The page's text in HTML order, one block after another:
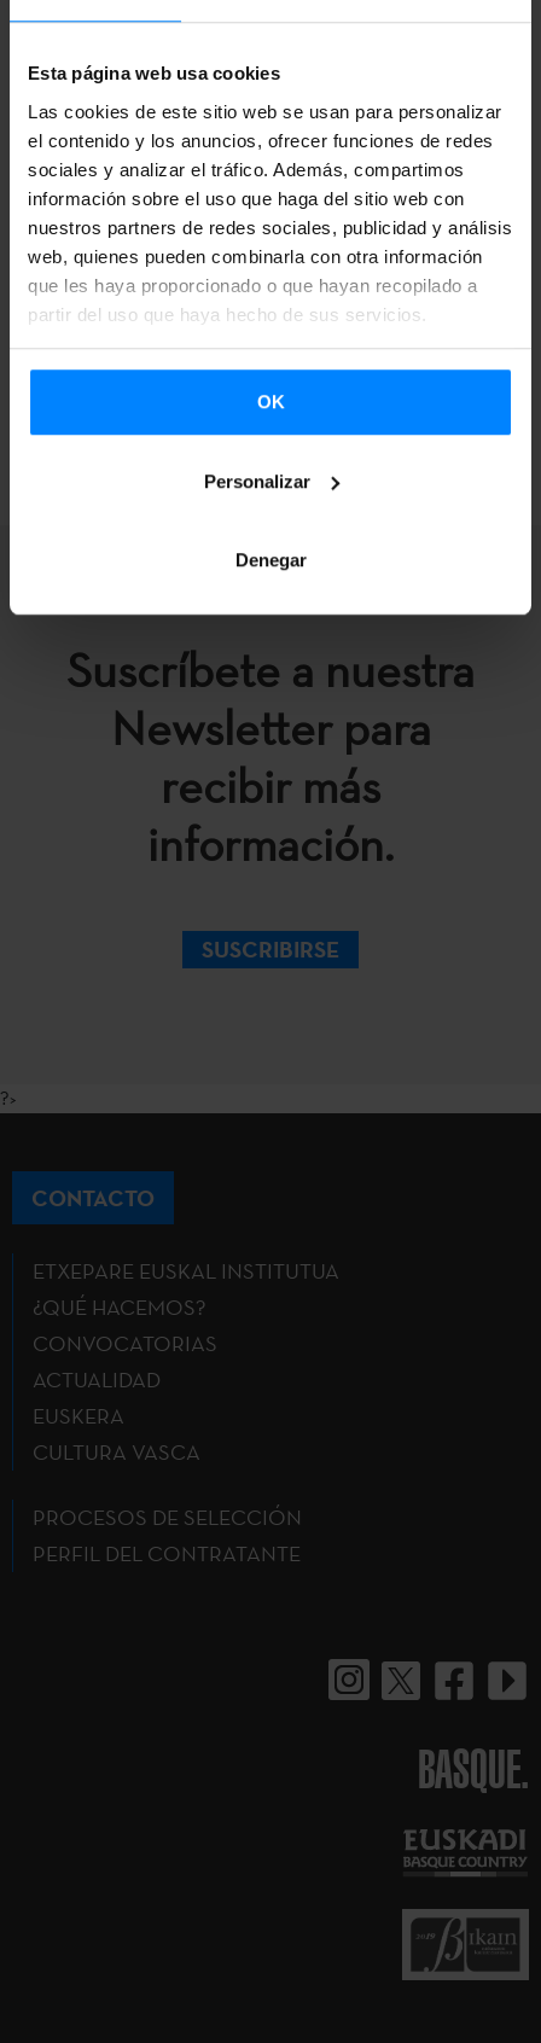
Esta página web usa cookies
Las cookies de este sitio web se usan para personalizar
el contenido y los anuncios, ofrecer funciones de redes
sociales y analizar el tráfico. Además, compartimos
información sobre el uso que haga del sitio web con
nuestros partners de redes sociales, publicidad y análisis
web, quienes pueden combinarla con otra información
que les haya proporcionado o que hayan recopilado a
partir del uso que haya hecho de sus servicios.
OK
Personalizar
Denegar
premios a diferentes estilos musicales (mejor disco de
generales (mejor disco, mejor videoclip, mejor canción…).
Los Premios MIN fueron creados en 2009 para dar
visibilidad a la creación artística nacional, la diversidad
cultural, el talento y el trabajo de las pequeñas y medianas
compañías musicales, y para promover la música
independiente a nivel nacional e internacional.
VOLVER
Suscríbete a nuestra
Newsletter para
recibir más
información.
SUSCRIBIRSE
?>
CONTACTO
ETXEPARE EUSKAL INSTITUTUA
¿QUÉ HACEMOS?
CONVOCATORIAS
ACTUALIDAD
EUSKERA
CULTURA VASCA
PROCESOS DE SELECCIÓN
PERFIL DEL CONTRATANTE
BASQUE.